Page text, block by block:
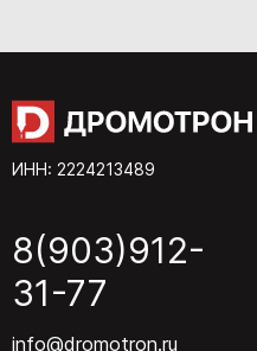
ИНН: 2224213489
8(903)912-
31-77
info@dromotron.ru